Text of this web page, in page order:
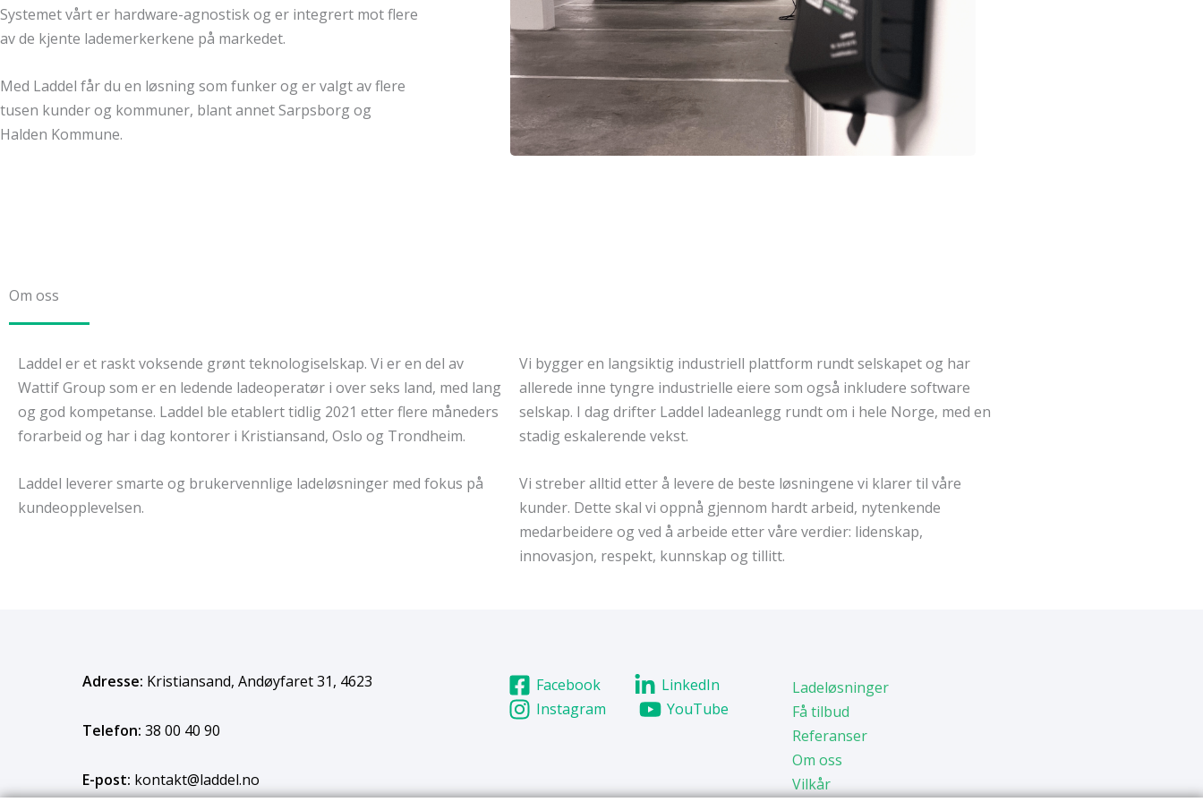
Systemet vårt er hardware-agnostisk og er integrert mot flere
av de kjente lademerkerkene på markedet.
Med Laddel får du en løsning som funker og er valgt av flere
tusen kunder og kommuner, blant annet Sarpsborg og
Halden Kommune.
Om oss
Laddel er et raskt voksende grønt teknologiselskap. Vi er en del av
Wattif Group som er en ledende ladeoperatør i over seks land, med lang
og god kompetanse. Laddel ble etablert tidlig 2021 etter flere måneders
forarbeid og har i dag kontorer i Kristiansand, Oslo og Trondheim.
Laddel leverer smarte og brukervennlige ladeløsninger med fokus på
kundeopplevelsen.
Vi bygger en langsiktig industriell plattform rundt selskapet og har
allerede inne tyngre industrielle eiere som også inkludere software
selskap. I dag drifter Laddel ladeanlegg rundt om i hele Norge, med en
stadig eskalerende vekst.
Vi streber alltid etter å levere de beste løsningene vi klarer til våre
kunder. Dette skal vi oppnå gjennom hardt arbeid, nytenkende
medarbeidere og ved å arbeide etter våre verdier: lidenskap,
innovasjon, respekt, kunnskap og tillitt.
Adresse: Kristiansand, Andøyfaret 31, 4623
Telefon: 38 00 40 90
E-post: kontakt@laddel.no
Facebook
LinkedIn
Instagram
YouTube
Ladeløsninger
Få tilbud
Referanser
Om oss
Vilkår